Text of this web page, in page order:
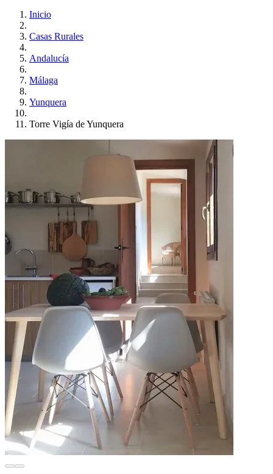
Inicio
Casas Rurales
Andalucía
Málaga
Yunquera
Torre Vigía de Yunquera